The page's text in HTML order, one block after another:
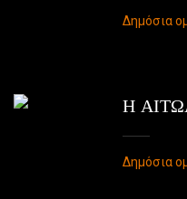
Δημόσια
Η
Δημόσια